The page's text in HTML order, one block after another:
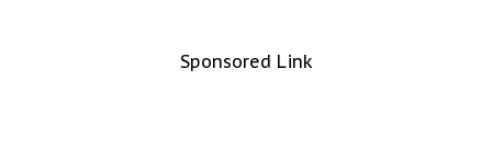
Sponsored Link